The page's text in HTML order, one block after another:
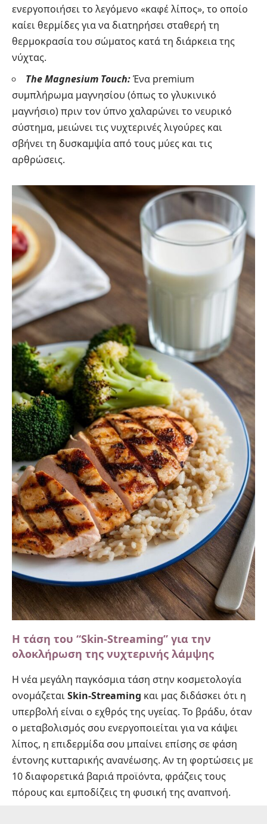
ενεργοποιήσει το λεγόμενο «καφέ λίπος», το οποίο
καίει θερμίδες για να διατηρήσει σταθερή τη
θερμοκρασία του σώματος κατά τη διάρκεια της
νύχτας.
The Magnesium Touch:Ένα premium
συμπλήρωμα μαγνησίου (όπως το γλυκινικό
μαγνήσιο) πριν τον ύπνο χαλαρώνει το νευρικό
σύστημα, μειώνει τις νυχτερινές λιγούρες και
σβήνει τη δυσκαμψία από τους μύες και τις
αρθρώσεις.
Η τάση του “Skin-Streaming” για την
ολοκλήρωση της νυχτερινής λάμψης
Η νέα μεγάλη παγκόσμια τάση στην κοσμετολογία
ονομάζεταιSkin-Streaming και μας διδάσκει ότι η
υπερβολή είναι ο εχθρός της υγείας. Το βράδυ, όταν
ο μεταβολισμός σου ενεργοποιείται για να κάψει
λίπος, η επιδερμίδα σου μπαίνει επίσης σε φάση
έντονης κυτταρικής ανανέωσης. Αν τη φορτώσεις με
10 διαφορετικά βαριά προϊόντα, φράζεις τους
πόρους και εμποδίζεις τη φυσική της αναπνοή.